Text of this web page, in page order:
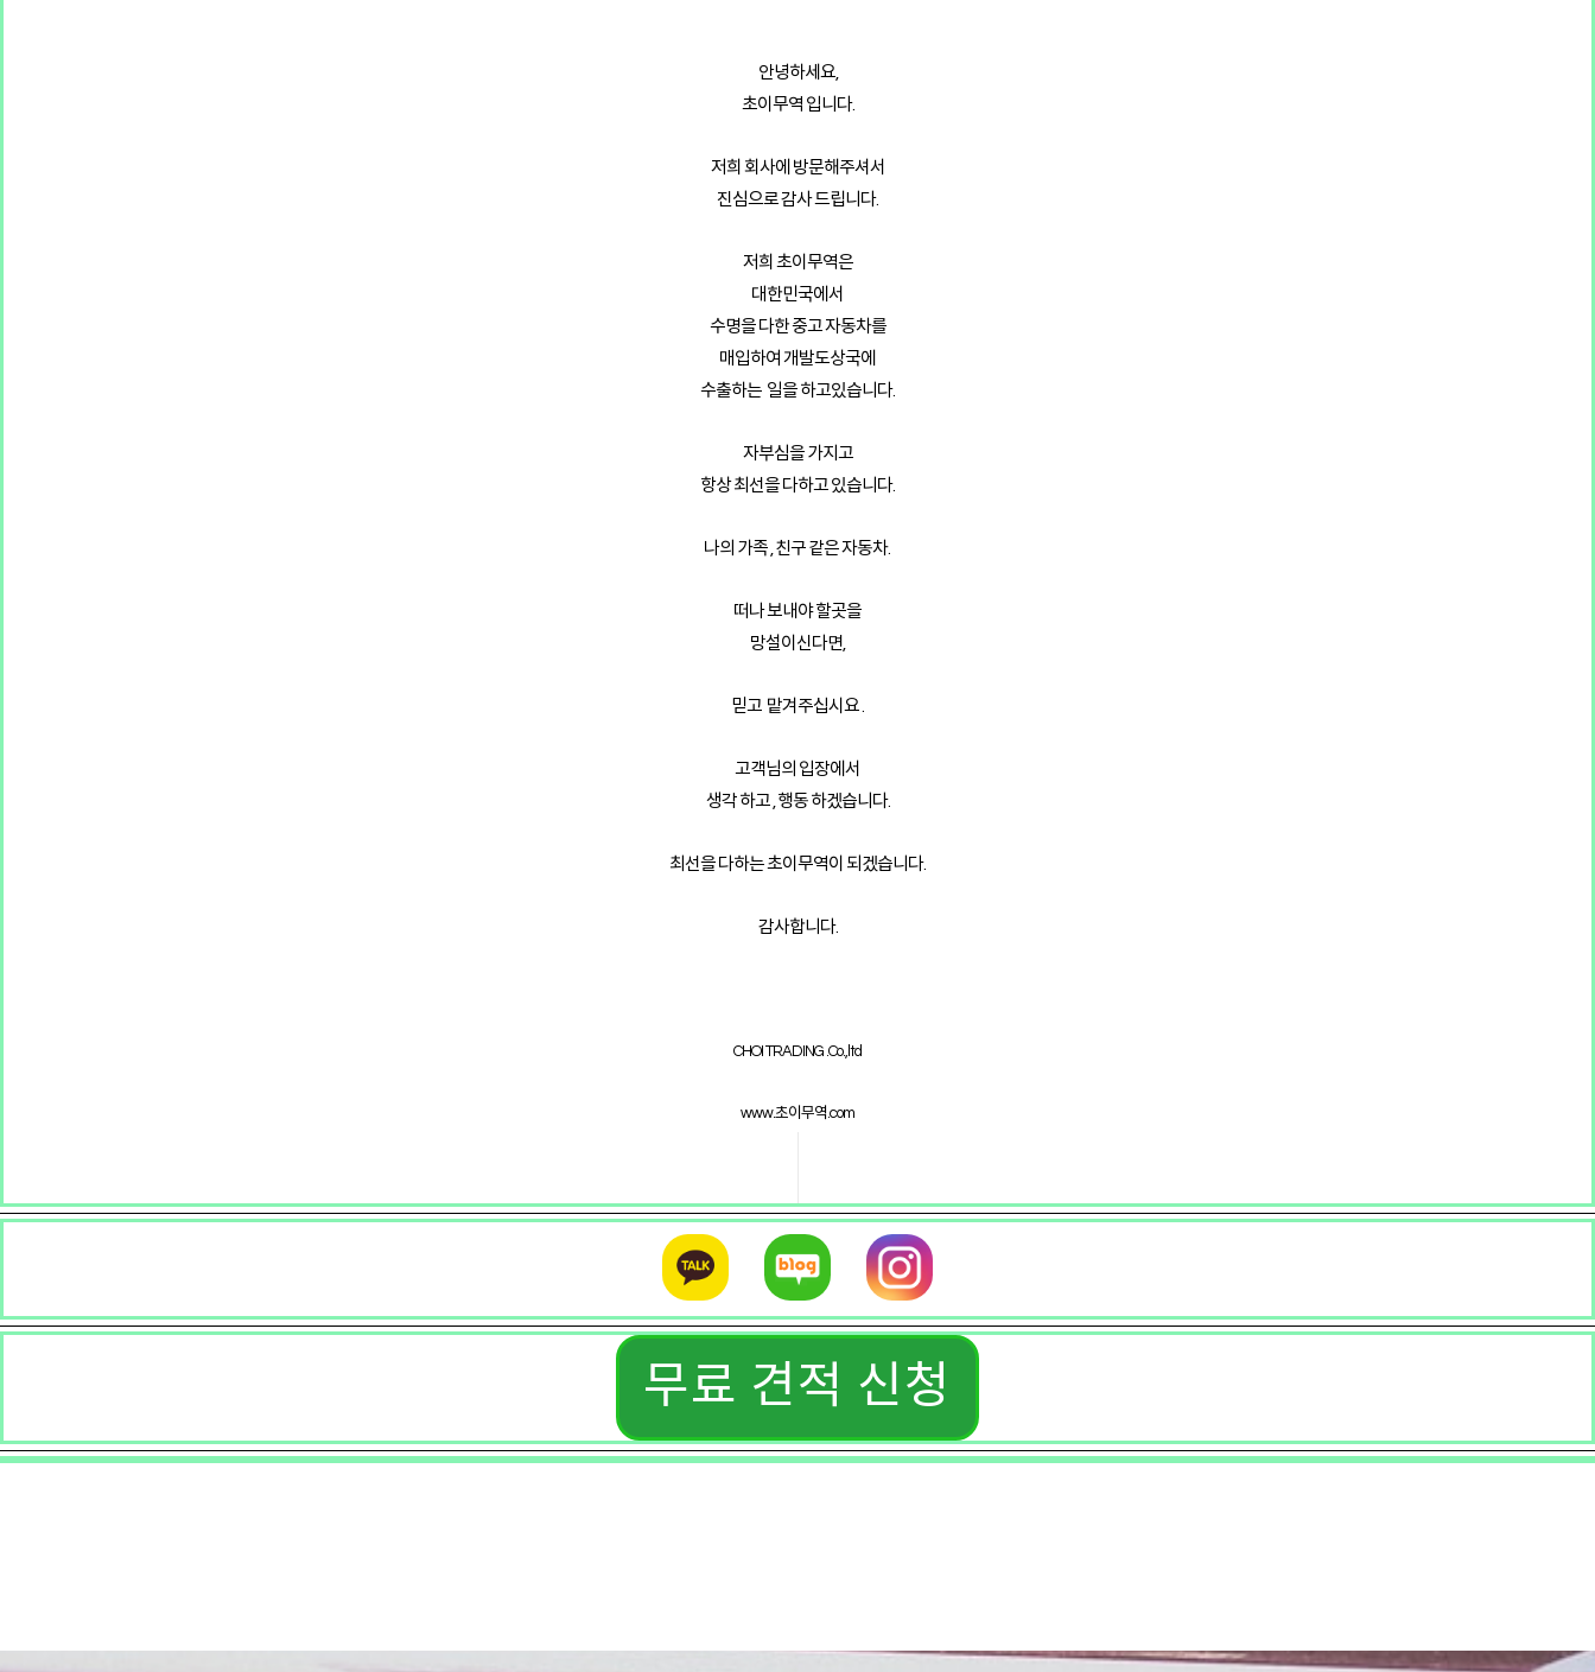
안녕하세요,
초이무역 입니다.
저희 회사에 방문해주셔서
진심으로 감사 드립니다.
저희 초이무역은
대한민국에서
수명을 다한 중고 자동차를
매입하여 개발도상국에
수출하는 일을 하고있습니다.
자부심을 가지고
항상 최선을 다하고 있습니다.
나의 가족 , 친구 같은 자동차.
떠나 보내야 할곳을
망설이신다면,
믿고 맡겨주십시요 .
고객님의 입장에서
생각 하고 , 행동 하겠습니다.
최선을 다하는 초이무역이 되겠습니다.
감사합니다.
CHOI TRADING .Co.,ltd
www.초이무역.com
무료 견적 신청